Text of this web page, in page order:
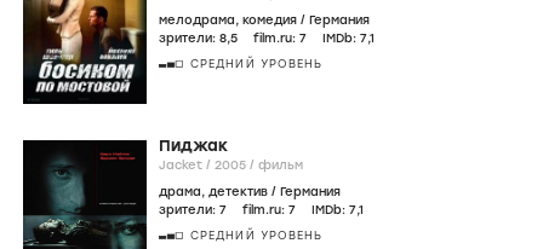
мелодрама, комедия / Германия
зрители: 8,5 film.ru: 7 IMDb: 7,1
СРЕДНИЙ УРОВЕНЬ
Пиджак
Jacket / 2005 / фильм
драма, детектив / Германия
зрители: 7 film.ru: 7 IMDb: 7,1
СРЕДНИЙ УРОВЕНЬ